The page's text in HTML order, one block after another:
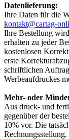
Datenlieferung:
Ihre Daten für die
kontakt@cartag-
Ihre Bestellung
erhalten zu jeder
kostenlosen
erste
schriftlichen
Werbeaufdruckes
Mehr- oder
Aus druck- und
gegenüber der
10% vor. Die
Rechnungsstellung.